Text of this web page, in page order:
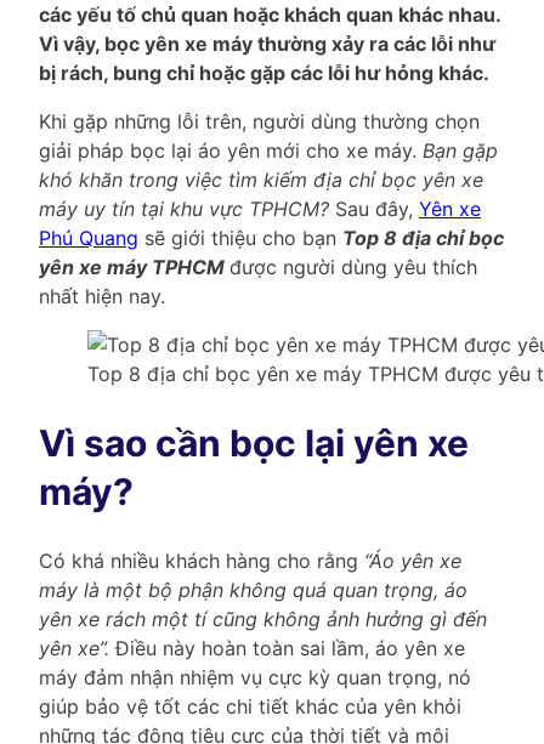
các yếu tố chủ quan hoặc khách quan khác nhau.
Vì vậy, bọc yên xe máy thường xảy ra các lỗi như
bị rách, bung chỉ hoặc gặp các lỗi hư hỏng khác.
Khi gặp những lỗi trên, người dùng thường chọn
giải pháp bọc lại áo yên mới cho xe máy. Bạn gặp
khó khăn trong việc tìm kiếm địa chỉ bọc yên xe
máy uy tín tại khu vực TPHCM? Sau đây, Yên xe
Phú Quang sẽ giới thiệu cho bạn Top 8 địa chỉ bọc
yên xe máy TPHCM được người dùng yêu thích
nhất hiện nay.
Top 8 địa chỉ bọc yên xe máy TPHCM được yêu
Vì sao cần bọc lại yên xe
máy?
Có khá nhiều khách hàng cho rằng “Áo yên xe
máy là một bộ phận không quá quan trọng, áo
yên xe rách một tí cũng không ảnh hưởng gì đến
yên xe”.Điều này hoàn toàn sai lầm, áo yên xe
máy đảm nhận nhiệm vụ cực kỳ quan trọng, nó
giúp bảo vệ tốt các chi tiết khác của yên khỏi
những tác động tiêu cực của thời tiết và môi